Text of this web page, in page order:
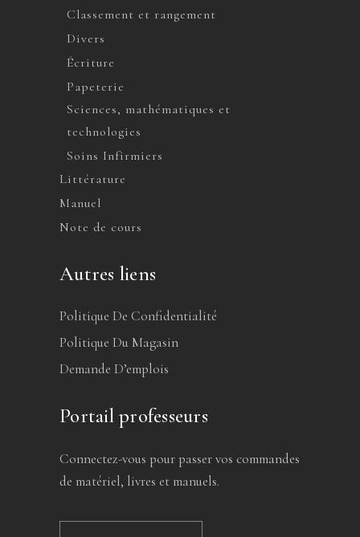
Classement et rangement
Divers
Écriture
Papeterie
Sciences, mathématiques et
technologies
Soins Infirmiers
Littérature
Manuel
Note de cours
Autres liens
Politique De Confidentialité
Politique Du Magasin
Demande D’emplois
Portail professeurs
Connectez-vous pour passer vos commandes
de matériel, livres et manuels.